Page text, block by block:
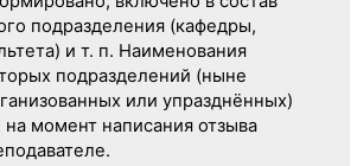
подразделения (кафедры,
и т. п. Наименования
подразделений (ныне
или упразднённых)
момент написания отзыва